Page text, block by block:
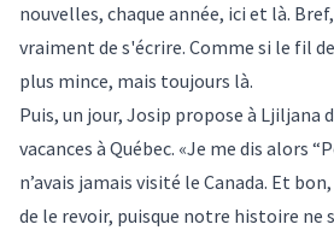
nouvelles, chaque année, ici et là.
vraiment de s'écrire. Comme si le fil
plus mince, mais toujours là.
Puis, un jour, Josip propose à Ljiljana
vacances à Québec. «Je me dis alors
n’avais jamais visité le Canada. Et
de le revoir, puisque notre histoire ne